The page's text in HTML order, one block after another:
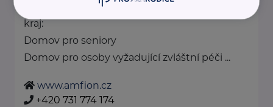
Registrované služby Krajský úřad Středočeský
kraj:
Domov pro seniory
Domov pro osoby vyžadující zvláštní péči ...
www.amfion.cz
+420 731 774 174